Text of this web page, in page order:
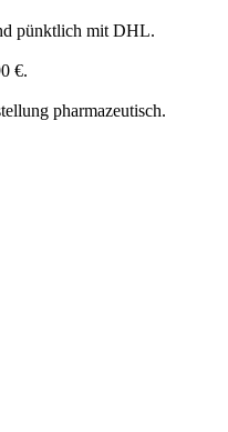
pünktlich mit DHL.
€.
pharmazeutisch.